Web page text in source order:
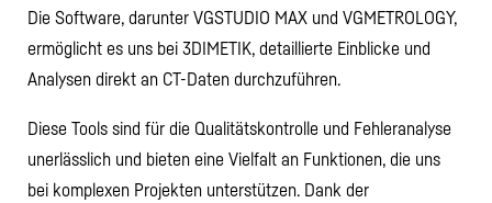
Die Software, darunter VGSTUDIO MAX und VGMETROLOGY,
ermöglicht es uns bei 3DIMETIK, detaillierte Einblicke und
Analysen direkt an CT-Daten durchzuführen.
Diese Tools sind für die Qualitätskontrolle und Fehleranalyse
unerlässlich und bieten eine Vielfalt an Funktionen, die uns
bei komplexen Projekten unterstützen. Dank der